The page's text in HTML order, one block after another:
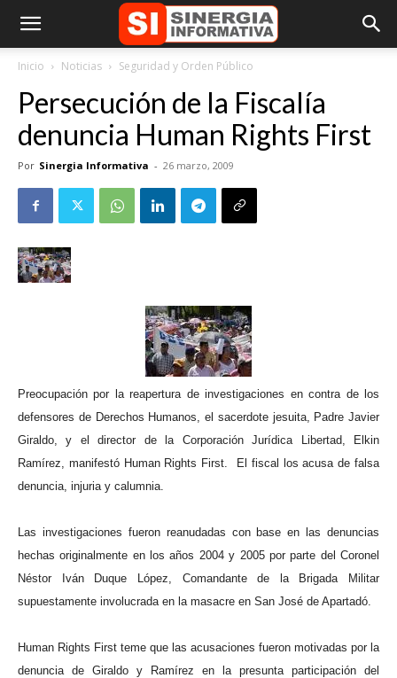
Inicio Noticias Seguridad y Orden Público
Persecución de la Fiscalía
denuncia Human Rights First
Por Sinergia Informativa - 26 marzo, 2009
Preocupación por la reapertura de investigaciones en contra de los
defensores de Derechos Humanos, el sacerdote jesuita, Padre Javier
Giraldo, y el director de la Corporación Jurídica Libertad, Elkin
Ramírez, manifestó Human Rights First.
El fiscal los acusa de falsa
denuncia, injuria y calumnia.
Las investigaciones fueron reanudadas con base en las denuncias
hechas originalmente en los años 2004 y 2005 por parte del Coronel
Néstor Iván Duque López, Comandante de la Brigada Militar
supuestamente involucrada en la masacre en San José de Apartadó.
Human Rights First teme que las acusaciones fueron motivadas por la
denuncia de Giraldo y Ramírez en la presunta participación del